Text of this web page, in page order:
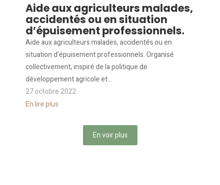
Aide aux agriculteurs malades,
accidentés ou en situation
d’épuisement professionnels.
Aide aux agriculteurs malades, accidentés ou en
situation d’épuisement professionnels. Organisé
collectivement, inspiré de la politique de
développement agricole et...
27 octobre 2022
En lire plus
En voir plus